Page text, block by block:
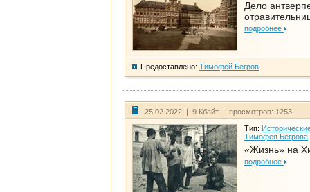
Дело
подробнее
Предоставлено: Тимофей Бегров
25.02.2022 | 9 Кбайт | просмотров: 1253
Тип:
Тимофея Бегрова
«Жизнь» на
подробнее